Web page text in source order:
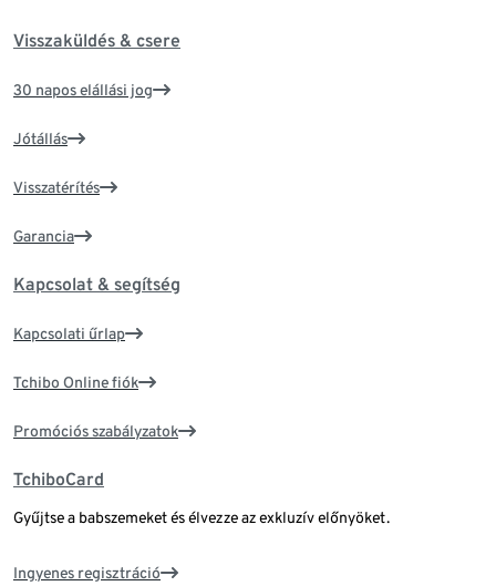
Visszaküldés & csere
30 napos elállási jog
Jótállás
Visszatérítés
Garancia
Kapcsolat & segítség
Kapcsolati űrlap
Tchibo Online fiók
Promóciós szabályzatok
TchiboCard
Gyűjtse a babszemeket és élvezze az exkluzív előnyöket.
Ingyenes regisztráció